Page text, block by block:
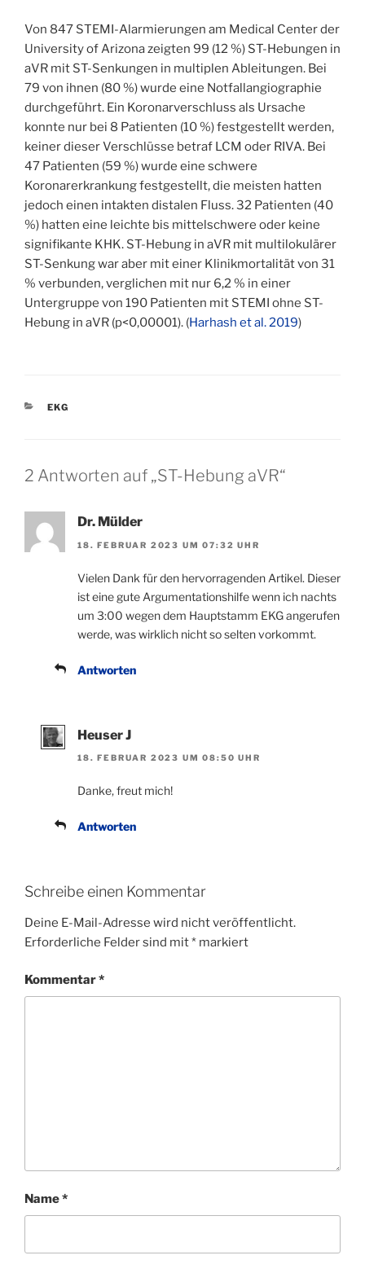
Von 847 STEMI-Alarmierungen am Medical Center der
University of Arizona zeigten 99 (12 %) ST-Hebungen in
aVR mit ST-Senkungen in multiplen Ableitungen. Bei
79 von ihnen (80 %) wurde eine Notfallangiographie
durchgeführt. Ein Koronarverschluss als Ursache
konnte nur bei 8 Patienten (10 %) festgestellt werden,
keiner dieser Verschlüsse betraf LCM oder RIVA. Bei
47 Patienten (59 %) wurde eine schwere
Koronarerkrankung festgestellt, die meisten hatten
jedoch einen intakten distalen Fluss. 32 Patienten (40
%) hatten eine leichte bis mittelschwere oder keine
signifikante KHK. ST-Hebung in aVR mit multilokulärer
ST-Senkung war aber mit einer Klinikmortalität von 31
% verbunden, verglichen mit nur 6,2 % in einer
Untergruppe von 190 Patienten mit STEMI ohne ST-
Hebung in aVR (p<0,00001). (Harhash et al. 2019)
KATEGORIEN
EKG
2 Antworten auf „ST-Hebung aVR“
Dr. Mülder
18. FEBRUAR 2023 UM 07:32 UHR
Vielen Dank für den hervorragenden Artikel. Dieser
ist eine gute Argumentationshilfe wenn ich nachts
um 3:00 wegen dem Hauptstamm EKG angerufen
werde, was wirklich nicht so selten vorkommt.
Antworten
Heuser J
18. FEBRUAR 2023 UM 08:50 UHR
Danke, freut mich!
Antworten
Schreibe einen Kommentar
Deine E-Mail-Adresse wird nicht veröffentlicht.
Erforderliche Felder sind mit* markiert
Kommentar*
Name*